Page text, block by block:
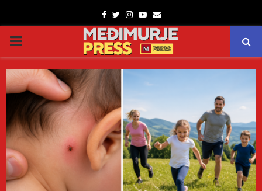
Facebook
TwitterInstagram
Youtube
Email
PRIMARY
MENU